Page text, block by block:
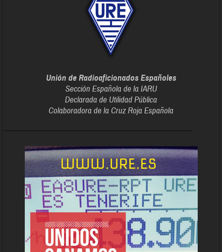
Unión de Radioaficionados Españoles
Sección Española de la IARU
Declarada de Utilidad Pública
Colaboradora de la Cruz Roja Española